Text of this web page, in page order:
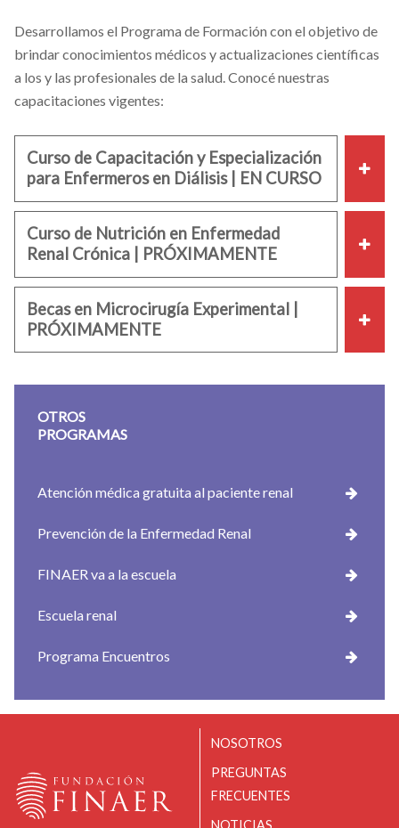
Desarrollamos el Programa de Formación con el objetivo de
brindar conocimientos médicos y actualizaciones científicas
a los y las profesionales de la salud. Conocé nuestras
capacitaciones vigentes:
Curso de Capacitación y Especialización
para Enfermeros en Diálisis | EN CURSO
Curso de Nutrición en Enfermedad
Renal Crónica | PRÓXIMAMENTE
Becas en Microcirugía Experimental |
PRÓXIMAMENTE
OTROS
PROGRAMAS
Atención médica gratuita al paciente renal
Prevención de la Enfermedad Renal
FINAER va a la escuela
Escuela renal
Programa Encuentros
NOSOTROS
PREGUNTAS
FRECUENTES